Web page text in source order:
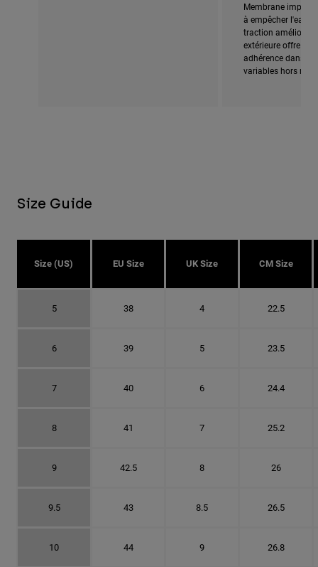
Membrane
à empêcher l'eau
traction améliorée
extérieure offre
adhérence dans
variables hors
Size Guide
Size (US) EU Size UK Size CM Size
5 38 4 22.5
6 39 5 23.5
7 40 6 24.4
8 41 7 25.2
9 42.5 8 26
9.5 43 8.5 26.5
10 44 9 26.8